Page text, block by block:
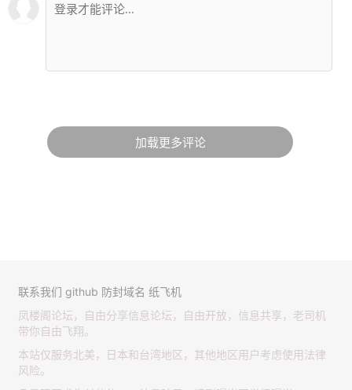
加载更多评论
联系我们 github 防封域名 纸飞机
凤楼阁论坛，自由分享信息论坛，自由开放，信息共享，老司机
带你自由飞翔。
本站仅服务北美，日本和台湾地区，其他地区用户考虑使用法律
风险。